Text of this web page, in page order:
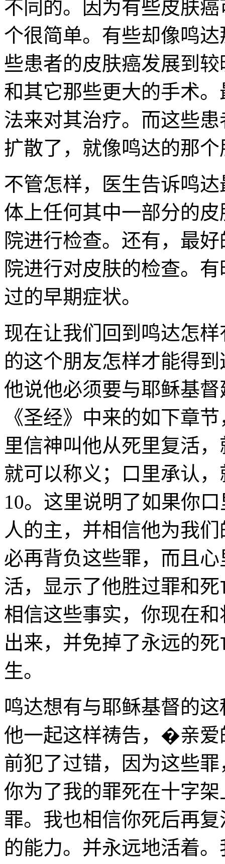
不同的。因为有些皮肤
个很简单。有些却像鸣
些患者的皮肤癌发展到
和其它那些更大的手术
法来对其治疗。而这些
扩散了，就像鸣达的那个
不管怎样，医生告诉鸣
体上任何其中一部分的
院进行检查。还有，最
院进行对皮肤的检查。
过的早期症状。
现在让我们回到鸣达怎
的这个朋友怎样才能得
他说他必须要与耶稣基
《圣经》中来的如下章
里信神叫他从死里复活
就可以称义；口里承认
10。这里说明了如果你
人的主，并相信他为我
必再背负这些罪，而且
活，显示了他胜过罪和
相信这些事实，你现在
出来，并免掉了永远的
生。
鸣达想有与耶稣基督的
他一起这样祷告，�亲爱
前犯了过错，因为这些
你为了我的罪死在十字
罪。我也相信你死后再
的能力。并永远地活着